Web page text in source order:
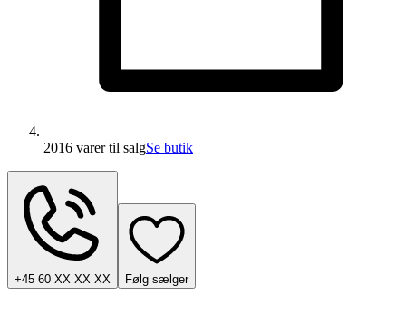
2016 varertil salgSe butik
+45 60 XX XX XX Følg sælger